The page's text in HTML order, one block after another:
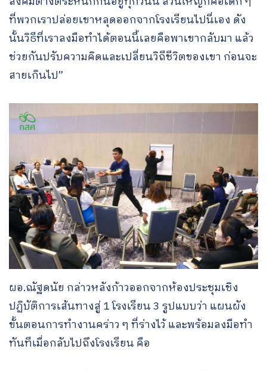
Search
for:
ที่พวกเราปล่อยเขาหลุดออกจากโรงเรียนไปนี่เอง ดัง
นั้นวิธีที่เราลงมือทำได้ตอนนี้เลยคือพาเขากลับมา แล้ว
ช่วยกันปรับความคิดและเปลี่ยนวิถีชีวิตของเขา ก่อนจะ
สายเกินไป”
ผอ.ณัฐดนัย กล่าวหลังก้าวออกจากห้องประชุมเชิง
ปฏิบัติการเส้นทางสู่ 1 โรงเรียน 3 รูปแบบว่า แผนผัง
ขั้นตอนการทำงานคร่าว ๆ ที่ร่างไว้ และพร้อมลงมือทำ
ทันทีเมื่อกลับไปถึงโรงเรียน คือ